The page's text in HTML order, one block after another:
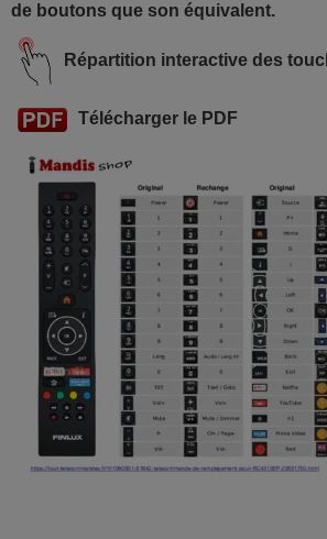
de boutons que son équivalent.
Répartition interactive des
Télécharger le PDF